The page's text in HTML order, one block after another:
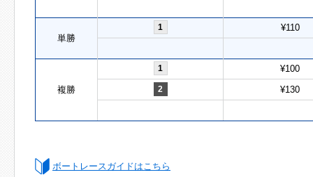
単勝
1 ¥110
複勝
1 ¥100
2 ¥130
ボートレースガイドはこちら